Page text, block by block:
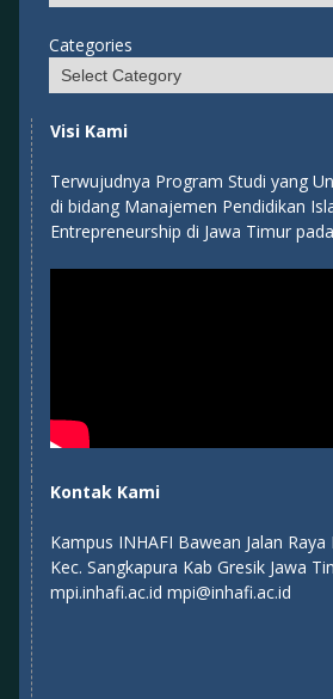
Categories
Visi Kami
Terwujudnya Program Studi yang
di bidang Manajemen Pendidikan
Entrepreneurship di Jawa Timur
Kontak Kami
Kampus INHAFI Bawean Jalan
Kec. Sangkapura Kab Gresik Jawa
mpi.inhafi.ac.id mpi@inhafi.ac.id